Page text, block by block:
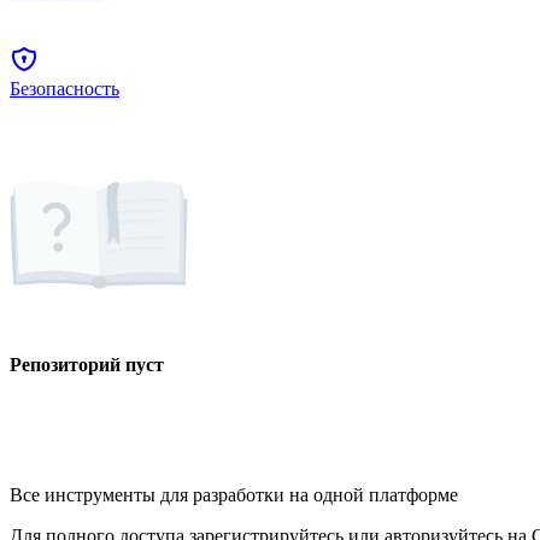
Безопасность
Репозиторий пуст
Все инструменты для разработки на одной платформе
Для полного доступа зарегистрируйтесь или авторизуйтесь на